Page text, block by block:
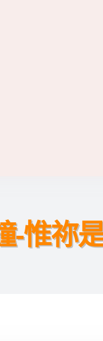
-惟祢